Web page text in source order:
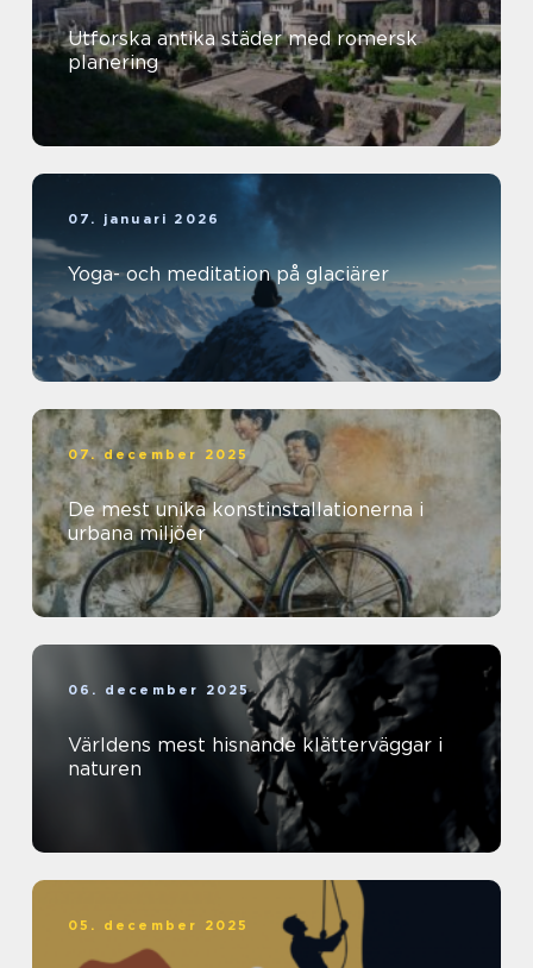
Utforska antika städer med romersk
planering
07. januari 2026
Yoga- och meditation på glaciärer
07. december 2025
De mest unika konstinstallationerna i
urbana miljöer
06. december 2025
Världens mest hisnande klätterväggar i
naturen
05. december 2025